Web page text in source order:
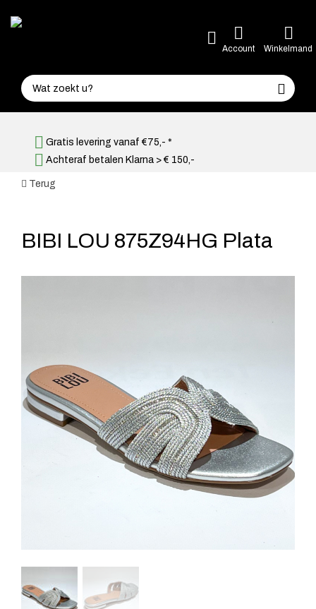
Account Winkelmand
Gratis levering vanaf €75,- *
Achteraf betalen Klarna > € 150,-
Terug
BIBI LOU 875Z94HG Plata